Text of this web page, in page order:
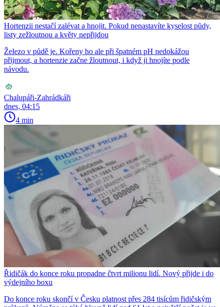
Hortenzii nestačí zalévat a hnojit. Pokud nenastavíte kyselost půdy,
listy zežloutnou a květy nepřijdou
Železo v půdě je. Kořeny ho ale při špatném pH nedokážou
přijmout, a hortenzie začne žloutnout, i když ji hnojíte podle
návodu.
Chalupáři-Zahrádkáři
dnes, 04:15
4 min
Řidičák do konce roku propadne čtvrt milionu lidí. Nový přijde i do
výdejního boxu
Do konce roku skončí v Česku platnost přes 284 tisícům řidičským